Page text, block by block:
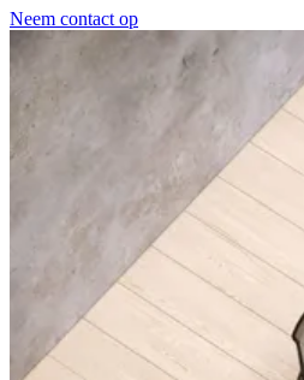
Neem contact op